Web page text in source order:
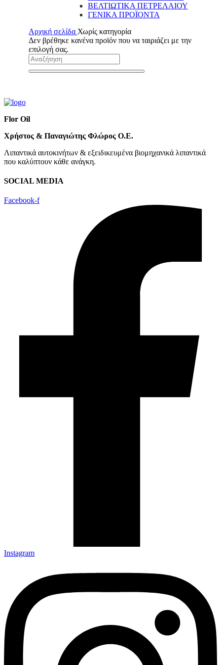
ΒΕΛΤΙΩΤΙΚΑ ΠΕΤΡΕΛΑΙΟΥ
ΓΕΝΙΚΑ ΠΡΟΪΟΝΤΑ
Αρχική σελίδα Χωρίς κατηγορία
Δεν βρέθηκε κανένα προϊόν που να ταιριάζει με την
επιλογή σας.
Flor Oil
Χρήστος & Παναγιώτης Φλώρος Ο.Ε.
Λιπαντικά αυτοκινήτων & εξειδικευμένα βιομηχανικά λιπαντικά
που καλύπτουν κάθε ανάγκη.
SOCIAL MEDIA
Facebook-f
Instagram